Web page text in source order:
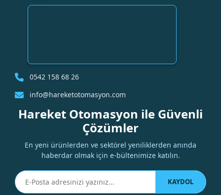
0542 158 68 26
info@hareketotomasyon.com
Hareket Otomasyon ile Güvenli
Çözümler
En yeni ürünlerden ve sektörel yeniliklerden anında
haberdar olmak için e-bültenimize katılın.
KAYDOL